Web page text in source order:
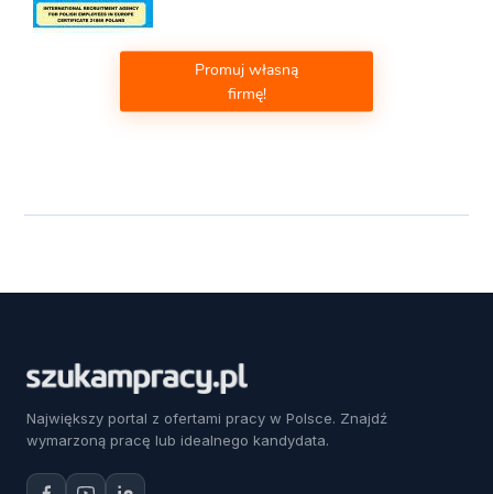
Promuj własną
firmę!
Największy portal z ofertami pracy w Polsce. Znajdź
wymarzoną pracę lub idealnego kandydata.